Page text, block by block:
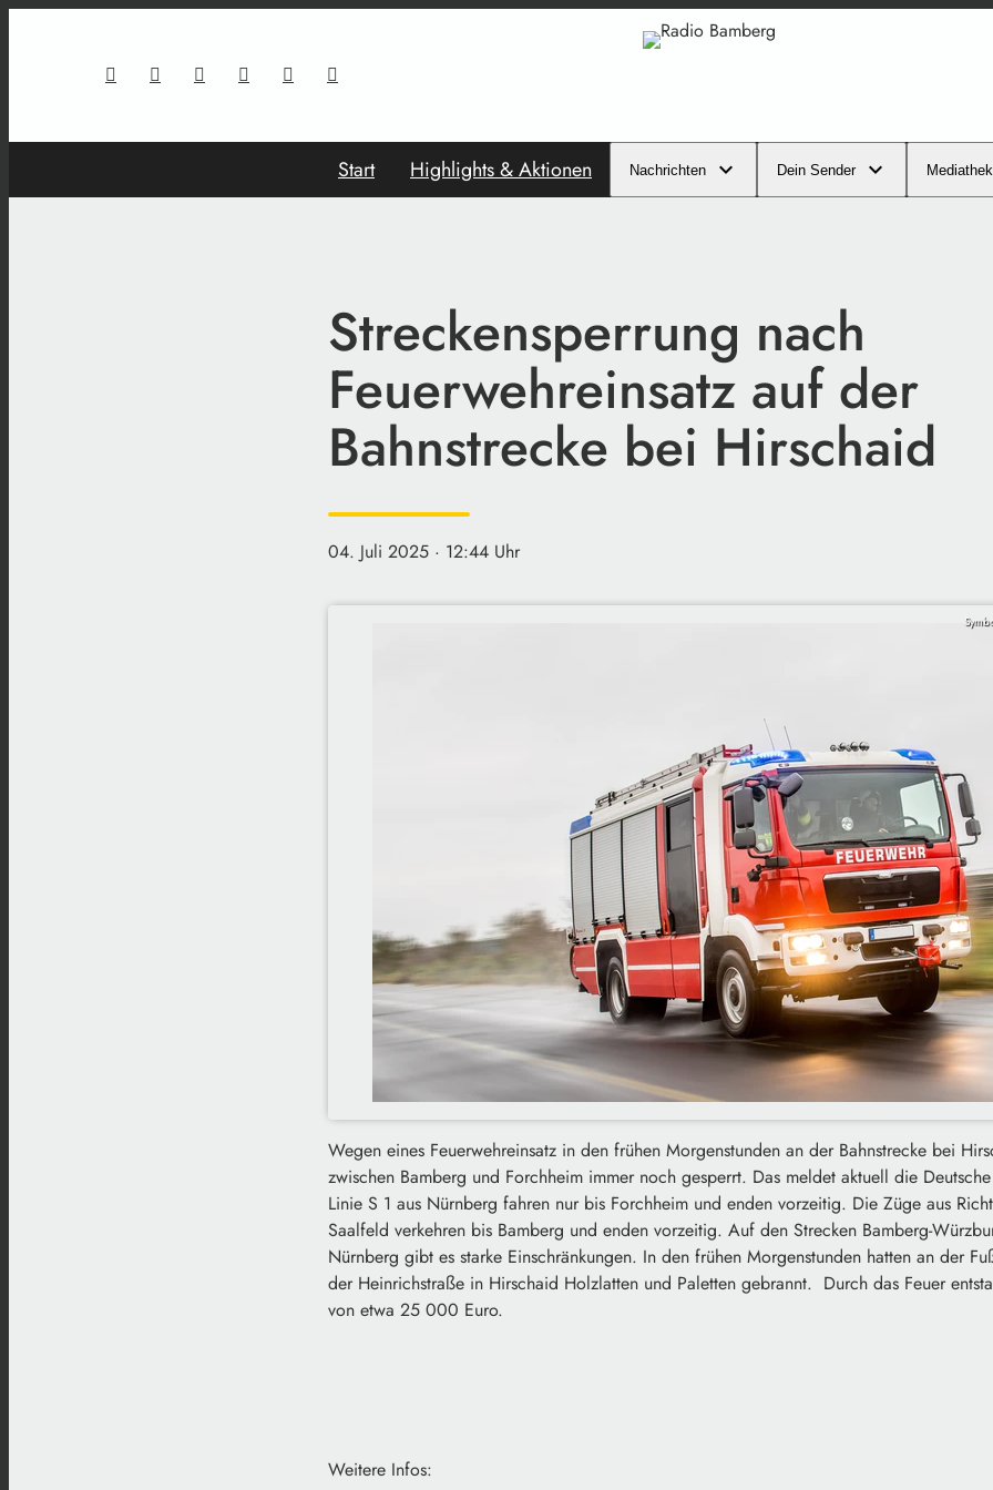
Start Highlights & Aktionen Nachrichten Dein Sender Mediathek
Streckensperrung nach
Feuerwehreinsatz auf der
Bahnstrecke bei Hirschaid
04. Juli 2025 · 12:44 Uhr
Wegen eines Feuerwehreinsatz in den frühen Morgenstunden an der Bahnstrecke bei
zwischen Bamberg und Forchheim immer noch gesperrt. Das meldet aktuell die
Linie S 1 aus Nürnberg fahren nur bis Forchheim und enden vorzeitig. Die Züge aus
Saalfeld verkehren bis Bamberg und enden vorzeitig. Auf den Strecken Bamberg-
Nürnberg gibt es starke Einschränkungen. In den frühen Morgenstunden hatten an der
der Heinrichstraße in Hirschaid Holzlatten und Paletten gebrannt. Durch das Feuer
von etwa 25 000 Euro.
Weitere Infos: